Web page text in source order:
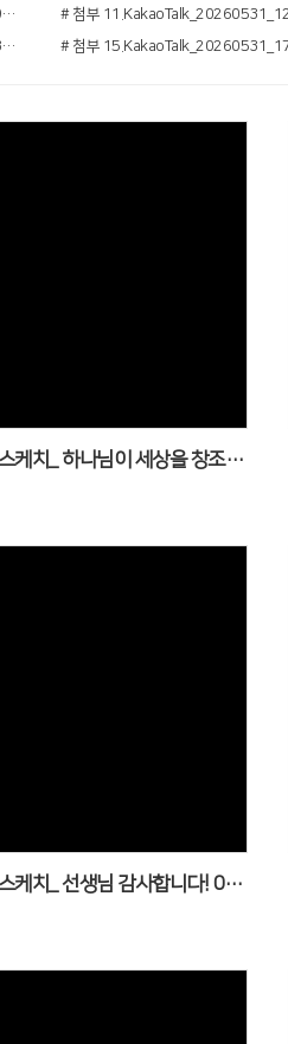
# 첨부 10.KakaoTalk_20260531_124224925_12.jpg
# 첨부 14.KakaoTalk_20260531_195813339_24.jpg
[유아부 story] 예배 스케치_ 하나님이 세상을 창조하셨어요! 0726
[유아부 story] 예배 스케치_ 선생님 감사합니다! 0517